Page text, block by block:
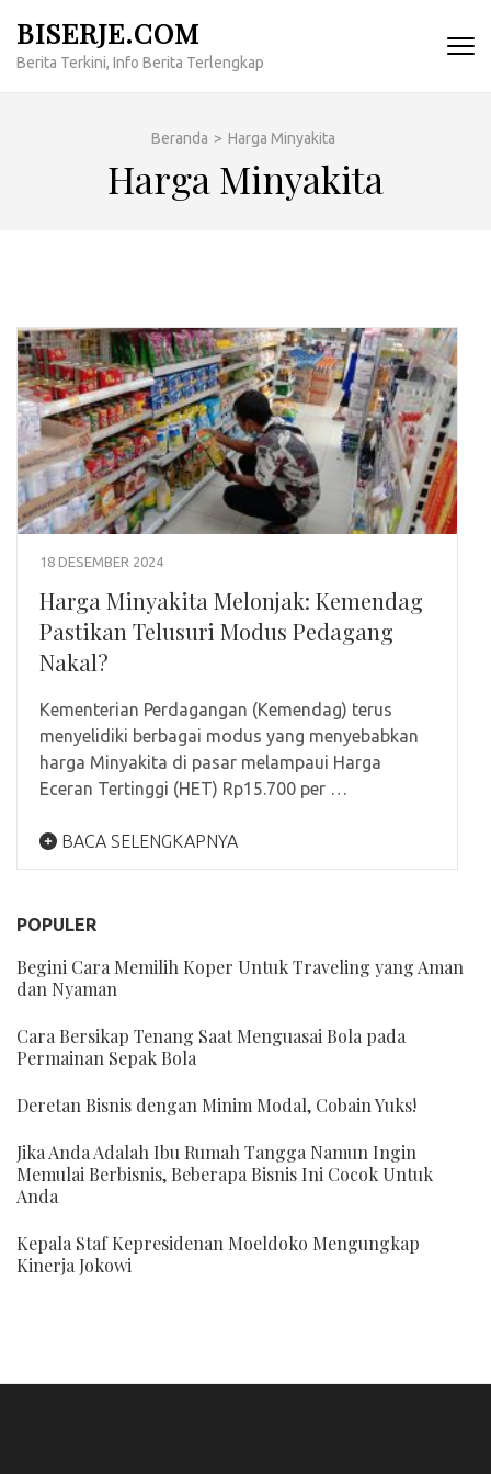
konten
BISERJE.COM
Berita Terkini, Info Berita Terlengkap
Beranda > Harga Minyakita
Harga Minyakita
18 DESEMBER 2024
Harga Minyakita Melonjak: Kemendag
Pastikan Telusuri Modus Pedagang
Nakal?
Kementerian Perdagangan (Kemendag) terus
menyelidiki berbagai modus yang menyebabkan
harga Minyakita di pasar melampaui Harga
Eceran Tertinggi (HET) Rp15.700 per …
BACA SELENGKAPNYA
POPULER
Begini Cara Memilih Koper Untuk Traveling yang Aman
dan Nyaman
Cara Bersikap Tenang Saat Menguasai Bola pada
Permainan Sepak Bola
Deretan Bisnis dengan Minim Modal, Cobain Yuks!
Jika Anda Adalah Ibu Rumah Tangga Namun Ingin
Memulai Berbisnis, Beberapa Bisnis Ini Cocok Untuk
Anda
Kepala Staf Kepresidenan Moeldoko Mengungkap
Kinerja Jokowi